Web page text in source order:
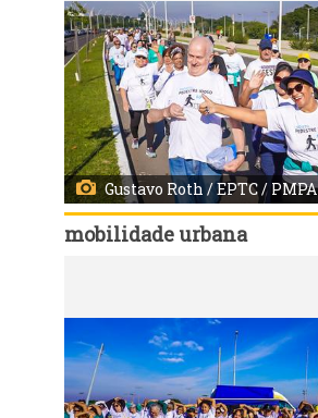
Gustavo Roth / EPTC / PMPA
mobilidade urbana